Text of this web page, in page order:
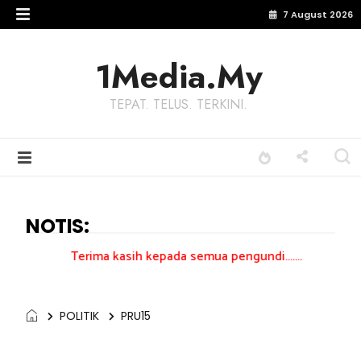
7 August 2026
1Media.My
TEPAT. TELUS. TERKINI.
NOTIS:
kasih kepada semua pengundi.......
POLITIK PRU15